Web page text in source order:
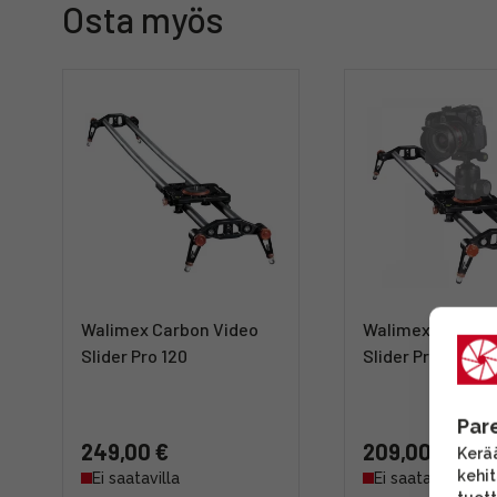
Osta myös
Walimex Carbon Video
Slider Pro 120
249,00 €
Ei saatavilla
Walimex Carbon
Slider Pro 100
209,00 €
Ei saatavilla